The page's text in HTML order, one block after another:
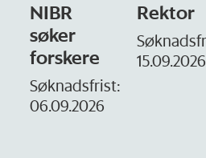
NIBR
søker
forskere
Søknadsfrist:
06.09.2026
Rektor
15.09.2026